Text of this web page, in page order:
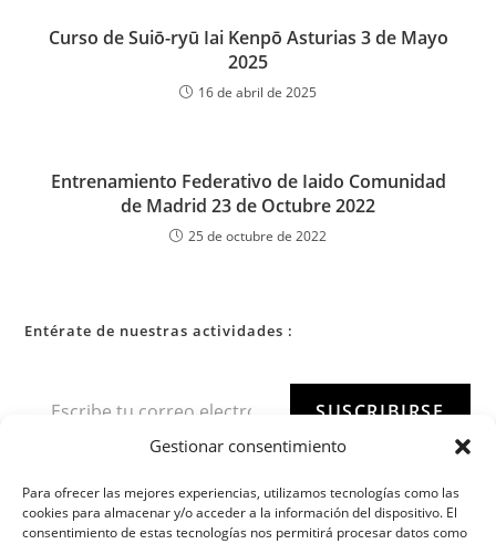
Gestionar consentimiento
Para ofrecer las mejores experiencias, utilizamos tecnologías como las
cookies para almacenar y/o acceder a la información del dispositivo. El
consentimiento de estas tecnologías nos permitirá procesar datos como
Curso de Suiō-ryū Iai Kenpō Asturias 3 de Mayo
2025
16 de abril de 2025
Entrenamiento Federativo de Iaido Comunidad
de Madrid 23 de Octubre 2022
25 de octubre de 2022
Entérate de nuestras actividades :
SUSCRIBIRSE